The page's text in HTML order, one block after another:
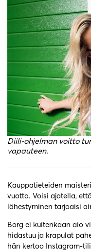
Diili-ohjelman voitto
vapauteen.
Kauppatieteiden maisteri
vuotta. Voisi ajatella,
lähestyminen tarjoaisi
Borg ei kuitenkaan aio
hidastuu ja krapulat
hän kertoo Instagram-